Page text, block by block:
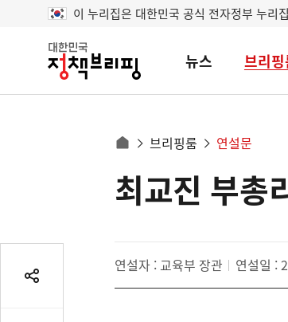
이 누리집은 대한민국 공식 전자정부 누리
대
민
뉴스 브리
동
경
로
으
로
브리핑룸 연설문
영
역공
최교진 부총
연설자 : 교육부 장관 연설일 :